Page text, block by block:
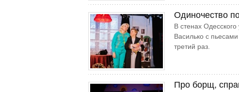
Одиночество
В стенах Одесского
Василько с
третий раз.
Про борщ,